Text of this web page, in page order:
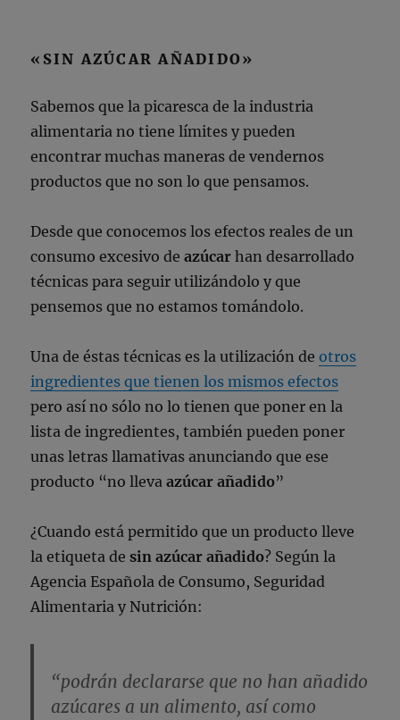
«SIN AZÚCAR AÑADIDO»
Sabemos que la picaresca de la industria
alimentaria no tiene límites y pueden
encontrar muchas maneras de vendernos
productos que no son lo que pensamos.
Desde que conocemos los efectos reales de un
consumo excesivo deazúcarhan desarrollado
técnicas para seguir utilizándolo y que
pensemos que no estamos tomándolo.
Una de éstas técnicas es la utilización deotros
ingredientes que tienen los mismos efectos
pero así no sólo no lo tienen que poner en la
lista de ingredientes, también pueden poner
unas letras llamativas anunciando que ese
producto “no llevaazúcar añadido”
¿Cuando está permitido que un producto lleve
la etiqueta de sin azúcar añadido? Según la
Agencia Española de Consumo, Seguridad
Alimentaria y Nutrición:
“podrán declararse que no han añadido
azúcares a un alimento, así como